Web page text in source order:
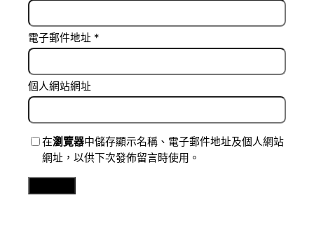
電子郵件地址 *
個人網站網址
在瀏覽器中儲存顯示名稱、電子郵件地址及個人網站
網址，以供下次發佈留言時使用。